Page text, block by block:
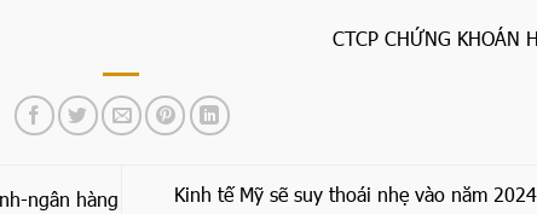
CTCP CHỨNG KHOÁN
ngân hàng
Kinh tế Mỹ sẽ suy thoái nhẹ vào năm